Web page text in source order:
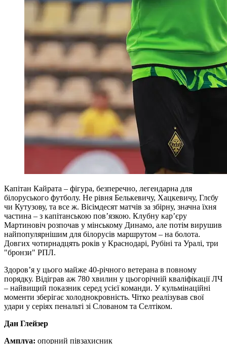
Капітан Кайрата – фігура, безперечно, легендарна для
білоруського футболу. Не рівня Белькевичу, Хацкевичу, Глєбу
чи Кутузову, та все ж. Вісімдесят матчів за збірну, значна їхня
частина – з капітанською пов’язкою. Клубну кар’єру
Мартиновіч розпочав у мінському Динамо, але потім вирушив
найпопулярнішим для білорусів маршрутом – на болота.
Довгих чотирнадцять років у Краснодарі, Рубіні та Уралі, три
"бронзи" РПЛ.
Здоров’я у цього майже 40-річного ветерана в повному
порядку. Відіграв аж 780 хвилин у цьогорічній кваліфікації ЛЧ
– найвищий показник серед усієї команди. У кульмінаційні
моменти зберігає холоднокровність. Чітко реалізував свої
удари у серіях пенальті зі Слованом та Селтіком.
Дан Глейзер
Амплуа: опорний півзахисник